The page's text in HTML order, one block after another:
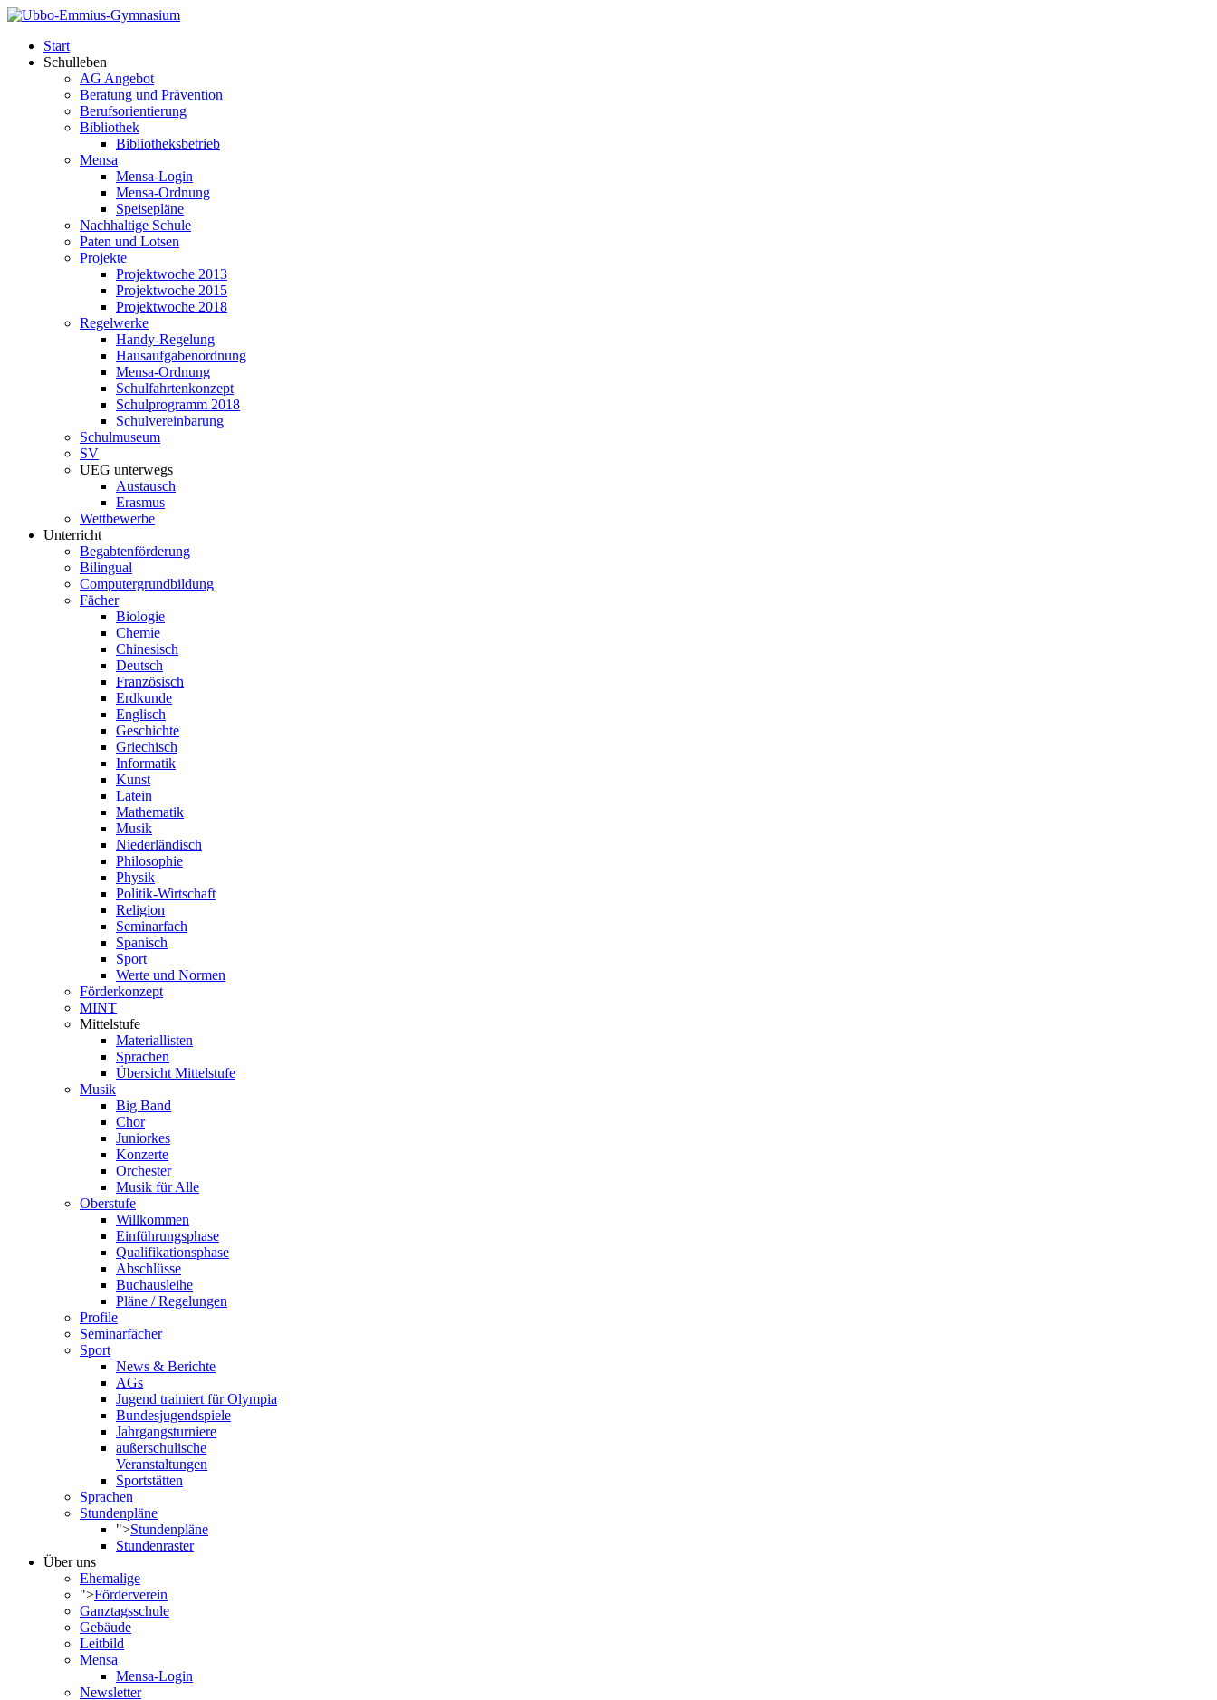
Start
Schulleben
AG Angebot
Beratung und Prävention
Berufsorientierung
Bibliothek
Bibliotheksbetrieb
Mensa
Mensa-Login
Mensa-Ordnung
Speisepläne
Nachhaltige Schule
Paten und Lotsen
Projekte
Projektwoche 2013
Projektwoche 2015
Projektwoche 2018
Regelwerke
Handy-Regelung
Hausaufgabenordnung
Mensa-Ordnung
Schulfahrtenkonzept
Schulprogramm 2018
Schulvereinbarung
Schulmuseum
SV
UEG unterwegs
Austausch
Erasmus
Wettbewerbe
Unterricht
Begabtenförderung
Bilingual
Computergrundbildung
Fächer
Biologie
Chemie
Chinesisch
Deutsch
Französisch
Erdkunde
Englisch
Geschichte
Griechisch
Informatik
Kunst
Latein
Mathematik
Musik
Niederländisch
Philosophie
Physik
Politik-Wirtschaft
Religion
Seminarfach
Spanisch
Sport
Werte und Normen
Förderkonzept
MINT
Mittelstufe
Materiallisten
Sprachen
Übersicht Mittelstufe
Musik
Big Band
Chor
Juniorkes
Konzerte
Orchester
Musik für Alle
Oberstufe
Willkommen
Einführungsphase
Qualifikationsphase
Abschlüsse
Buchausleihe
Pläne / Regelungen
Profile
Seminarfächer
Sport
News & Berichte
AGs
Jugend trainiert für Olympia
Bundesjugendspiele
Jahrgangsturniere
außerschulische
Veranstaltungen
Sportstätten
Sprachen
Stundenpläne
">Stundenpläne
Stundenraster
Über uns
Ehemalige
">Förderverein
Ganztagsschule
Gebäude
Leitbild
Mensa
Mensa-Login
Newsletter